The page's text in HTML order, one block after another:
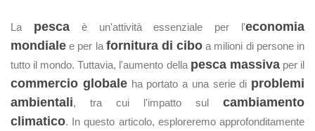
La pescaè un'attività essenziale per l'economia
mondiale e per la fornitura di cibo a milioni di persone in
tutto il mondo. Tuttavia, l'aumento della pesca massivaper il
commercio globaleha portato a una serie di problemi
ambientali, tra cui l'impatto sul cambiamento
climatico. In questo articolo, esploreremo approfonditamente